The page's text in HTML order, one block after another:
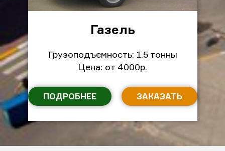
Газель
Грузоподъемность: 1.5 тонны
Цена: от 4000р.
ПОДРОБНЕЕ ЗАКАЗАТЬ